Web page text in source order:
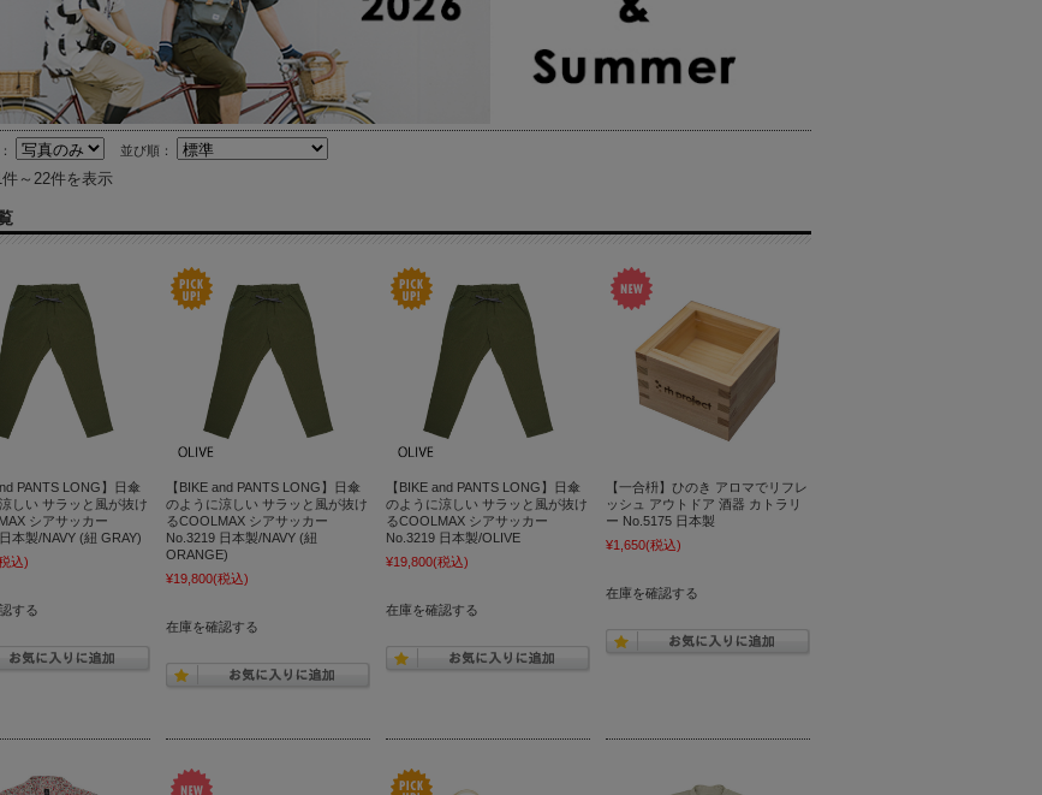
並び順：
～22件を表示
PANTS LONG】日傘
しい サラッと風が抜け
シアサッカー
本製/NAVY (紐 GRAY)
込)
する
【BIKE and PANTS LONG】日傘
のように涼しい サラッと風が抜け
るCOOLMAX シアサッカー
No.3219 日本製/NAVY (紐
ORANGE)
¥19,800(税込)
在庫を確認する
【BIKE and PANTS LONG】日傘
のように涼しい サラッと風が抜け
るCOOLMAX シアサッカー
No.3219 日本製/OLIVE
¥19,800(税込)
在庫を確認する
【一合枡】ひのき アロマでリフレ
ッシュ アウトドア 酒器 カトラリ
ー No.5175 日本製
¥1,650(税込)
在庫を確認する